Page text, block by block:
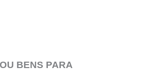
BENS PARA